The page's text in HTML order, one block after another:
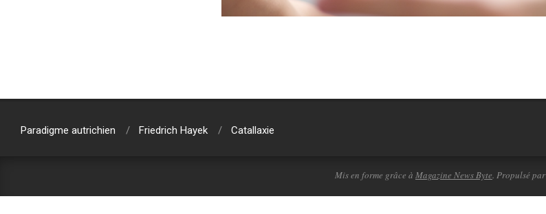
08-
Paradigme autrichien
Friedrich Hayek Catallaxie
Mis en forme grâce à Magazine News Byte. Propulsé par